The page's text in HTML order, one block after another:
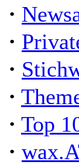
·
·
·
·
· Top
·